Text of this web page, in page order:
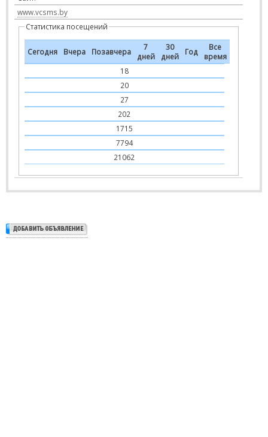
www.vcsms.by
Статистика посещений
Сегодня Вчера Позавчера
7
дней
30
дней
Год
Все
время
18
20
27
202
1715
7794
21062